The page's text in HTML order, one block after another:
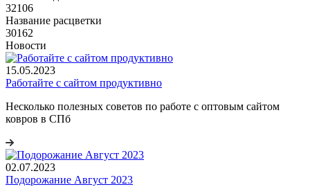
32106
Название расцветки
30162
Новости
15.05.2023
Работайте с сайтом продуктивно
Несколько полезных советов по работе с оптовым сайтом
ковров в СПб
02.07.2023
Подорожание Август 2023